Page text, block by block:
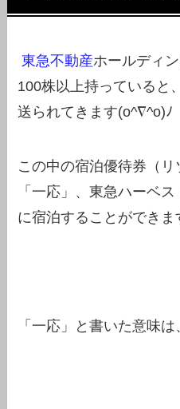
東急不動産ホールディ
100株以上持っていると
送られてきます(o^∇^o)ﾉ
この中の宿泊優待券（リ
「一応」、東急ハーベ
に宿泊することができま
「一応」と書いた意味